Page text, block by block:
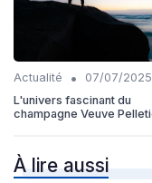
Actualité •
07/07/2025
L'univers fascinant du
champagne Veuve
À lire aussi